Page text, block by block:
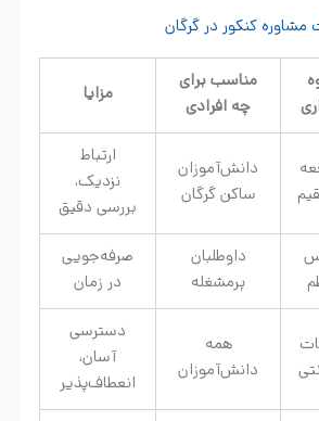
کنکور در گرگان
مناسب برای
چه افرادی
مزایا
دانش‌آموزان
ساکن گرگان
ارتباط
نزدیک،
بررسی دقیق
داوطلبان
پرمشغله
صرفه‌جویی
در زمان
همه
دانش‌آموزان
دسترسی
آسان،
انعطاف‌پذیر